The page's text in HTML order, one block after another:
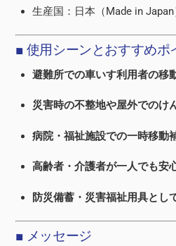
生産国：日本（Made in Japan
■ 使用シーンとおすすめポ
避難所での車いす利用者の移
災害時の不整地や屋外でのけ
病院・福祉施設での一時移動
高齢者・介護者が一人でも安
防災備蓄・災害福祉用具とし
■ メッセージ